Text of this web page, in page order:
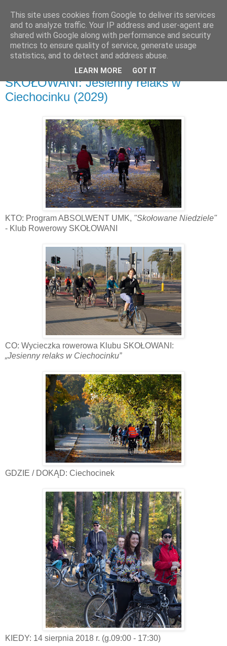
środa, 17 października 2018
SKOŁOWANI: Jesienny relaks w
Ciechocinku (2029)
KTO: Program ABSOLWENT UMK, "Skołowane Niedziele"
- Klub Rowerowy SKOŁOWANI
CO: Wycieczka rowerowa Klubu SKOŁOWANI:
„Jesienny relaks w Ciechocinku”
GDZIE / DOKĄD: Ciechocinek
KIEDY: 14 sierpnia 2018 r. (g.09:00 - 17:30)
This site uses cookies from Google to deliver its services
and to analyze traffic. Your IP address and user-agent are
shared with Google along with performance and security
metrics to ensure quality of service, generate usage
statistics, and to detect and address abuse.
LEARN MORE GOT IT